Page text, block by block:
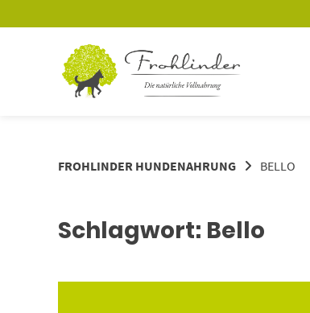
zum
FROHLINDER HUNDENAHRUNG BELLO
Schlagwort: Bello